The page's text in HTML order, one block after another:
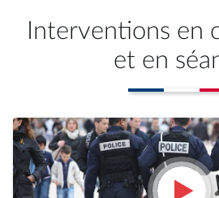
Interventions en
et en